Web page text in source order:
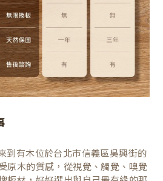
到有木位於台北市信義區吳興街的
原木的質感，從視覺、觸覺、嗅覺